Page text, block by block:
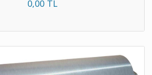
0,00 TL